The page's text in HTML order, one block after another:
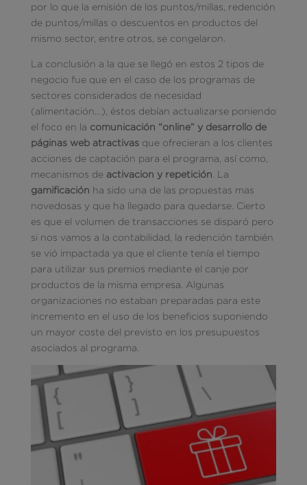
por lo que la emisión de los puntos/millas, redención
de puntos/millas o descuentos en productos del
mismo sector, entre otros, se congelaron.
La conclusión a la que se llegó en estos 2 tipos de
negocio fue que en el caso de los programas de
sectores considerados de necesidad
(alimentación…), éstos debían actualizarse poniendo
el foco en la comunicación “online” y desarrollo de
páginas web atractivasque ofrecieran a los clientes
acciones de captación para el programa, así como,
mecanismos de activacion y repetición . La
gamificación ha sido una de las propuestas mas
novedosas y que ha llegado para quedarse. Cierto
es que el volumen de transacciones se disparó pero
si nos vamos a la contabilidad, la redención también
se vió impactada ya que el cliente tenía el tiempo
para utilizar sus premios mediante el canje por
productos de la misma empresa. Algunas
organizaciones no estaban preparadas para este
incremento en el uso de los beneficios suponiendo
un mayor coste del previsto en los presupuestos
asociados al programa.